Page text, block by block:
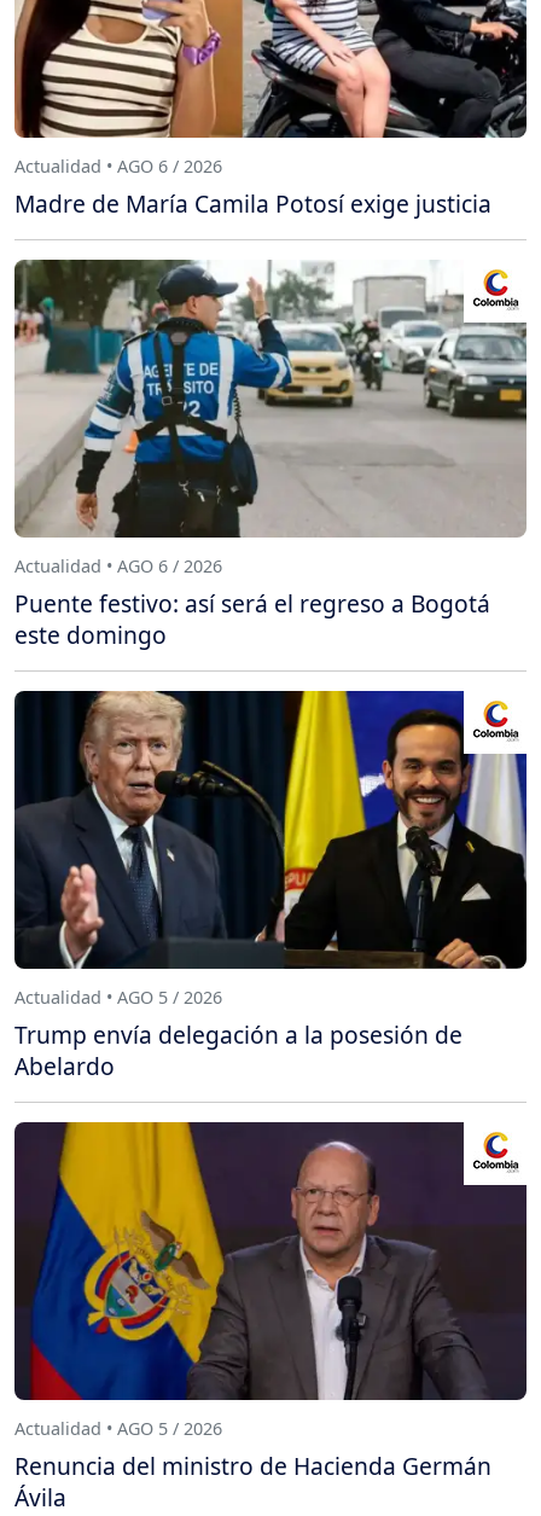
Actualidad • AGO 6 / 2026
Madre de María Camila Potosí exige justicia
Actualidad • AGO 6 / 2026
Puente festivo: así será el regreso a Bogotá
este domingo
Actualidad • AGO 5 / 2026
Trump envía delegación a la posesión de
Abelardo
Actualidad • AGO 5 / 2026
Renuncia del ministro de Hacienda Germán
Ávila